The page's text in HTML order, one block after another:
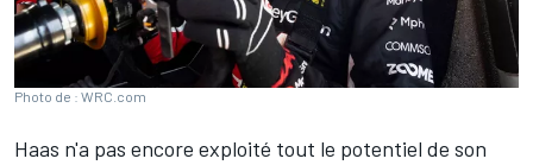
Photo de : WRC.com
Haas n'a pas encore exploité tout le potentiel de son